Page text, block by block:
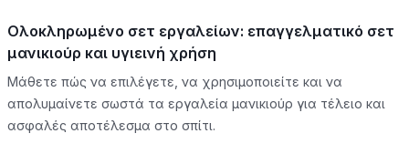
Ολοκληρωμένο σετ εργαλείων: επαγγελματικό σετ
μανικιούρ και υγιεινή χρήση
Μάθετε πώς να επιλέγετε, να χρησιμοποιείτε και να
απολυμαίνετε σωστά τα εργαλεία μανικιούρ για τέλειο και
ασφαλές αποτέλεσμα στο σπίτι.